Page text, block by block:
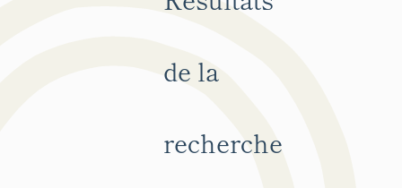
de la
recherche